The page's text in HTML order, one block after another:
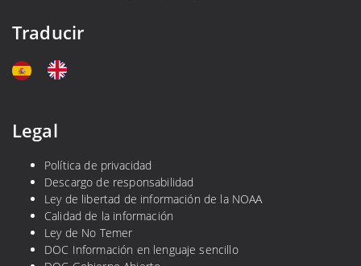
Traducir
Legal
Política de privacidad
Descargo de responsabilidad
Ley de libertad de información de la NOAA
Calidad de la información
Ley de No Temer
DOC Información en lenguaje sencillo